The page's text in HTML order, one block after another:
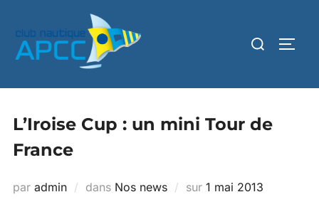
L’Iroise Cup : un mini Tour de
France
par admin dans Nos news sur 1 mai 2013